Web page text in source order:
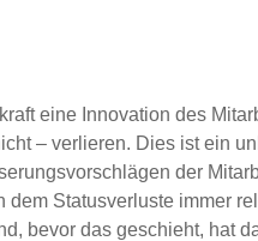
eine Innovation des
– verlieren. Dies ist ein
der
dem Statusverluste immer
bevor das geschieht, hat